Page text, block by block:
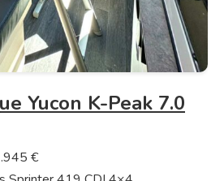
Yucon K-Peak 7.0
€